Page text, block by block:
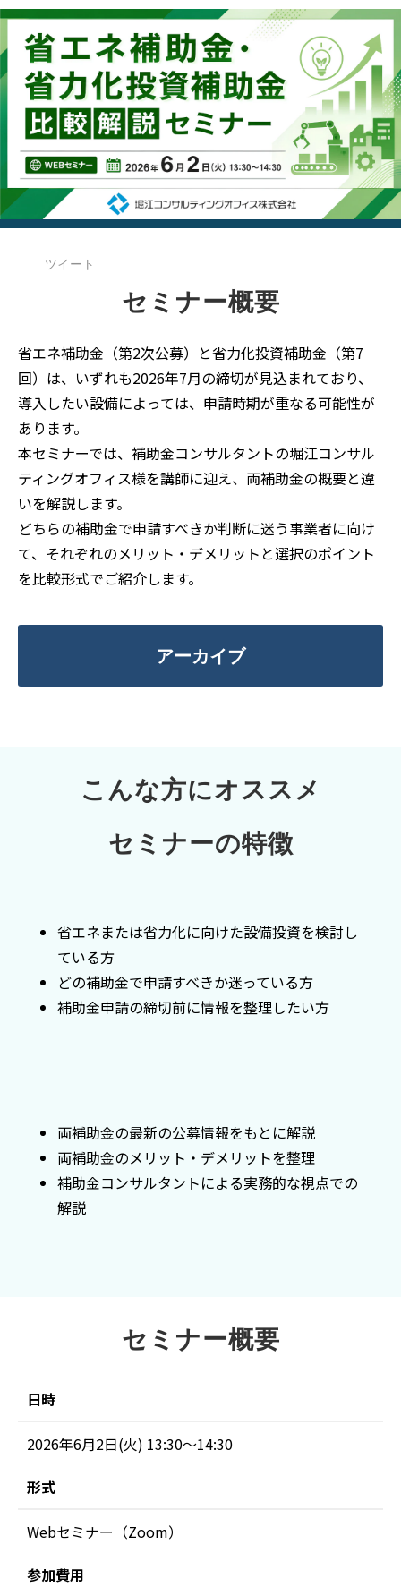
ツイート
セミナー概要
省エネ補助金（第2次公募）と省力化投資補助金（第7
回）は、いずれも2026年7月の締切が見込まれており、
導入したい設備によっては、申請時期が重なる可能性が
あります。
本セミナーでは、補助金コンサルタントの堀江コンサル
ティングオフィス様を講師に迎え、両補助金の概要と違
いを解説します。
どちらの補助金で申請すべきか判断に迷う事業者に向け
て、それぞれのメリット・デメリットと選択のポイント
を比較形式でご紹介します。
アーカイブ
こんな方にオススメ
セミナーの特徴
省エネまたは省力化に向けた設備投資を検討し
ている方
どの補助金で申請すべきか迷っている方
補助金申請の締切前に情報を整理したい方
両補助金の最新の公募情報をもとに解説
両補助金のメリット・デメリットを整理
補助金コンサルタントによる実務的な視点での
解説
セミナー概要
日時
2026年6月2日(火) 13:30〜14:30
形式
Webセミナー（Zoom）
参加費用